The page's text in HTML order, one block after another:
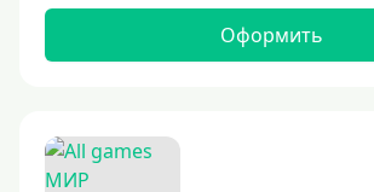
Оформить